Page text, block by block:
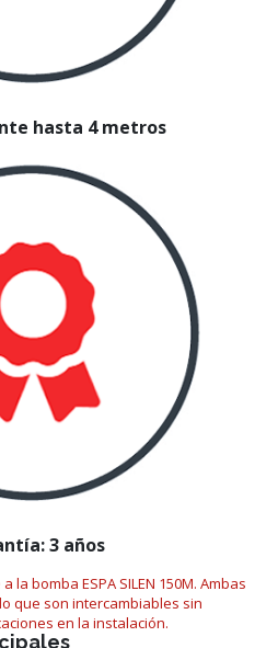
hasta 4 metros
3 años
la bomba ESPA SILEN 150M. Ambas
que son intercambiables sin
en la instalación.